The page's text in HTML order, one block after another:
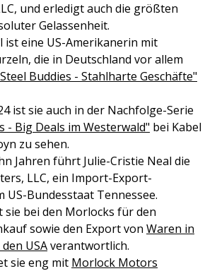
und erledigt auch die größten
Gelassenheit.
ist eine US-Amerikanerin mit
die in Deutschland vor allem
Buddies - Stahlharte Geschäfte"
ist sie auch in der Nachfolge-Serie
Big Deals im Westerwald" bei Kabel
zu sehen.
Jahren führt Julie-Cristie Neal die
LLC, ein Import-Export-
US-Bundesstaat Tennessee.
sie bei den Morlocks für den
sowie den Export von Waren in
USAverantwortlich.
sie eng mit Morlock Motors